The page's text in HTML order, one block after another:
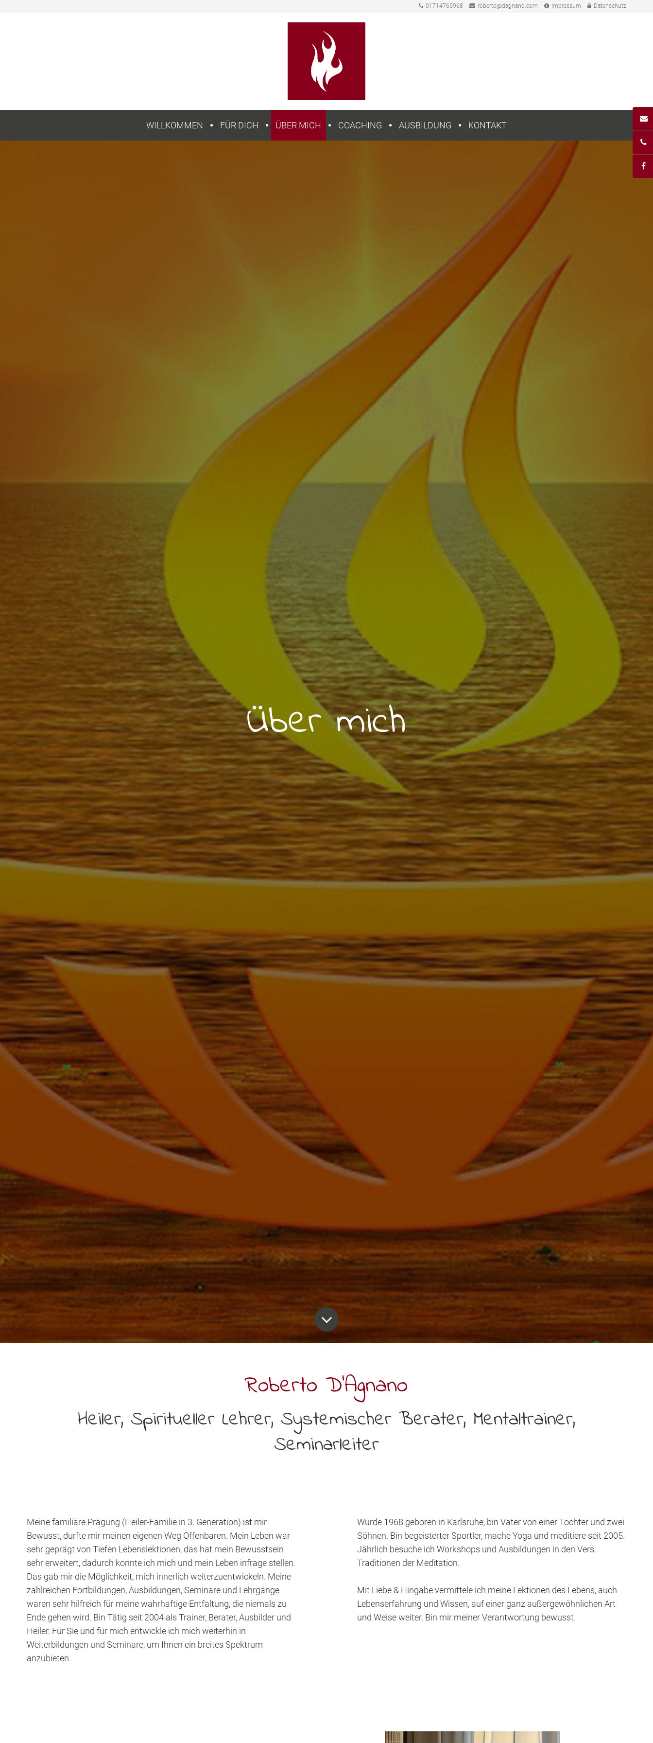
01714765968 roberto@dagnano.com Impressum Datenschutz
WILLKOMMEN FÜR DICH ÜBER MICH COACHING AUSBILDUNG KONTAKT
Über mich
Roberto D’Agnano
Heiler, Spiritueller Lehrer, Systemischer Berater, Mentaltrainer,
Seminarleiter
Meine familiäre Prägung (Heiler-Familie in 3. Generation) ist mir
Bewusst, durfte mir meinen eigenen Weg Offenbaren. Mein Leben war
sehr geprägt von Tiefen Lebenslektionen, das hat mein Bewusstsein
sehr erweitert, dadurch konnte ich mich und mein Leben infrage stellen.
Das gab mir die Möglichkeit, mich innerlich weiterzuentwickeln. Meine
zahlreichen Fortbildungen, Ausbildungen, Seminare und Lehrgänge
waren sehr hilfreich für meine wahrhaftige Entfaltung, die niemals zu
Ende gehen wird. Bin Tätig seit 2004 als Trainer, Berater, Ausbilder und
Heiler. Für Sie und für mich entwickle ich mich weiterhin in
Weiterbildungen und Seminare, um Ihnen ein breites Spektrum
anzubieten.
Wurde 1968 geboren in Karlsruhe, bin Vater von einer Tochter und zwei
Söhnen. Bin begeisterter Sportler, mache Yoga und meditiere seit 2005.
Jährlich besuche ich Workshops und Ausbildungen in den Vers.
Traditionen der Meditation.
Mit Liebe & Hingabe vermittele ich meine Lektionen des Lebens, auch
Lebenserfahrung und Wissen, auf einer ganz außergewöhnlichen Art
und Weise weiter. Bin mir meiner Verantwortung bewusst.